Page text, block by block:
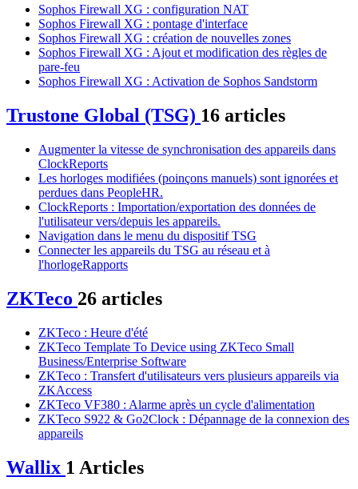
Sophos Firewall XG : configuration NAT
Sophos Firewall XG : pontage d'interface
Sophos Firewall XG : création de nouvelles zones
Sophos Firewall XG : Ajout et modification des règles de
pare-feu
Sophos Firewall XG : Activation de Sophos Sandstorm
Trustone Global (TSG) 16 articles
Augmenter la vitesse de synchronisation des appareils dans
ClockReports
Les horloges modifiées (poinçons manuels) sont ignorées et
perdues dans PeopleHR.
ClockReports : Importation/exportation des données de
l'utilisateur vers/depuis les appareils.
Navigation dans le menu du dispositif TSG
Connecter les appareils du TSG au réseau et à
l'horlogeRapports
ZKTeco 26 articles
ZKTeco : Heure d'été
ZKTeco Template To Device using ZKTeco Small
Business/Enterprise Software
ZKTeco : Transfert d'utilisateurs vers plusieurs appareils via
ZKAccess
ZKTeco VF380 : Alarme après un cycle d'alimentation
ZKTeco S922 & Go2Clock : Dépannage de la connexion des
appareils
Wallix 1 Articles